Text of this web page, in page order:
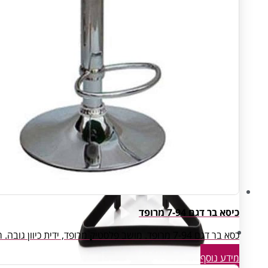
עיצוב ותכנון
כיסא בר דגם 7-94 מרופד
כסא בר דגם 7-94 מרופד. מושב פלסטיק מרופד, ידית כיוון גובה. רגל מתכת אמצעית. צבע: שחור, אדום, לבן. רגל מתכת מצופה ניקל.
מידע נוסף